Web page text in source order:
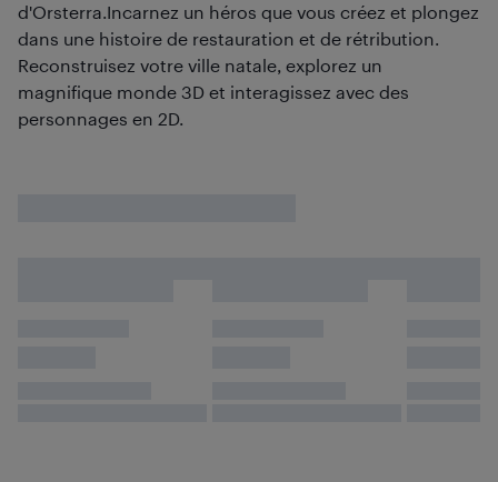
d'Orsterra.Incarnez un héros que vous créez et plongez
dans une histoire de restauration et de rétribution.
Reconstruisez votre ville natale, explorez un
magnifique monde 3D et interagissez avec des
personnages en 2D.